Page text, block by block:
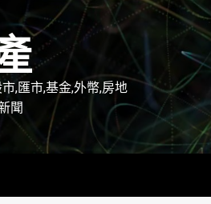
,匯市,基金,外幣,房地
聞